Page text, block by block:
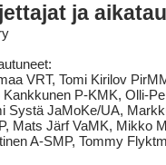
ja
VRT, Tomi Kirilov
P-KMK, Olli-
Systä JaMoKe/UA,
Mats Järf VaMK, Mikko
A-SMP, Tommy